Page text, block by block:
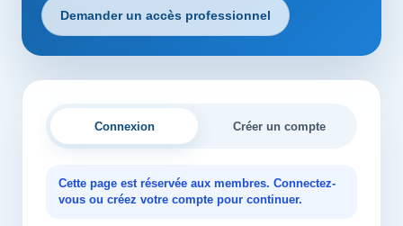
Demander un accès professionnel
Connexion Créer un compte
Cette page est réservée aux membres. Connectez-
vous ou créez votre compte pour continuer.